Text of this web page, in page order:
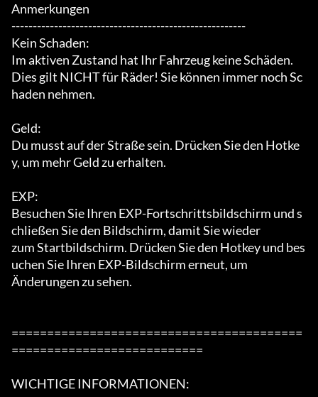
Anmerkungen
-------------------------------------------------------
Kein Schaden:
Im aktiven Zustand hat Ihr Fahrzeug keine Schäden.
Dies gilt NICHT für Räder! Sie können immer noch Sc
haden nehmen.
Geld:
Du musst auf der Straße sein. Drücken Sie den Hotke
y, um mehr Geld zu erhalten.
EXP:
Besuchen Sie Ihren EXP-Fortschrittsbildschirm und s
chließen Sie den Bildschirm, damit Sie wieder
zum Startbildschirm. Drücken Sie den Hotkey und bes
uchen Sie Ihren EXP-Bildschirm erneut, um
Änderungen zu sehen.
=========================================
===========================
WICHTIGE INFORMATIONEN: